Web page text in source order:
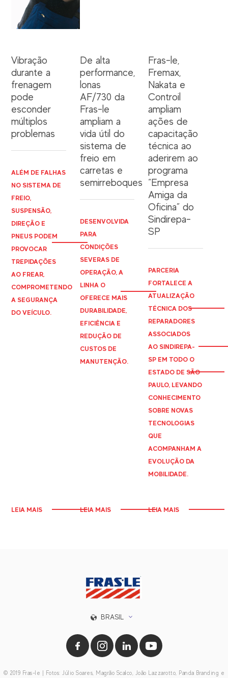
Vibração
durante a
frenagem
pode
esconder
múltiplos
problemas
ALÉM DE FALHAS
NO SISTEMA DE
FREIO,
SUSPENSÃO,
DIREÇÃO E
PNEUS PODEM
PROVOCAR
TREPIDAÇÕES
AO FREAR,
COMPROMETENDO
A SEGURANÇA
DO VEÍCULO.
LEIA MAIS
De alta
performance,
lonas
AF/730 da
Fras-le
ampliam a
vida útil do
sistema de
freio em
carretas e
semirreboques
DESENVOLVIDA
PARA
CONDIÇÕES
SEVERAS DE
OPERAÇÃO, A
LINHA O
OFERECE MAIS
DURABILIDADE,
EFICIÊNCIA E
REDUÇÃO DE
CUSTOS DE
MANUTENÇÃO.
LEIA MAIS
Fras-le,
Fremax,
Nakata e
Controil
ampliam
ações de
capacitação
técnica ao
aderirem ao
programa
“Empresa
Amiga da
Oficina” do
Sindirepa-
SP
PARCERIA
FORTALECE A
ATUALIZAÇÃO
TÉCNICA DOS
REPARADORES
ASSOCIADOS
AO SINDIREPA-
SP EM TODO O
ESTADO DE SÃO
PAULO, LEVANDO
CONHECIMENTO
SOBRE NOVAS
TECNOLOGIAS
QUE
ACOMPANHAM A
EVOLUÇÃO DA
MOBILIDADE.
LEIA MAIS
BRASIL
© 2019 Fras-le | Fotos: Júlio Soares, Magrão Scalco, João Lazzarotto, Panda Branding e